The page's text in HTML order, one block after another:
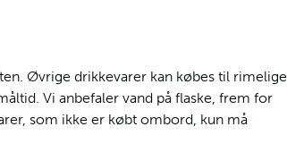
Øvrige drikkevarer kan købes til rimelige
Vi anbefaler vand på flaske, frem for
som ikke er købt ombord, kun må